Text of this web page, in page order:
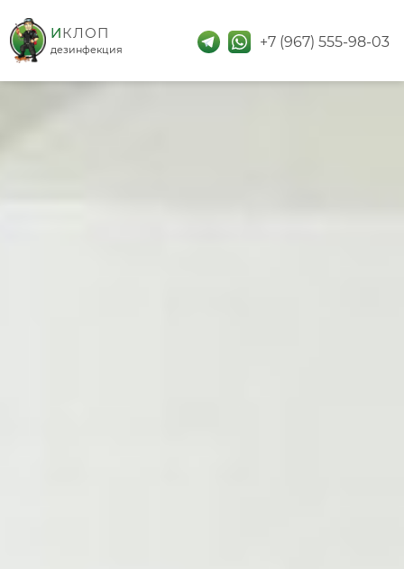
дезинфекция